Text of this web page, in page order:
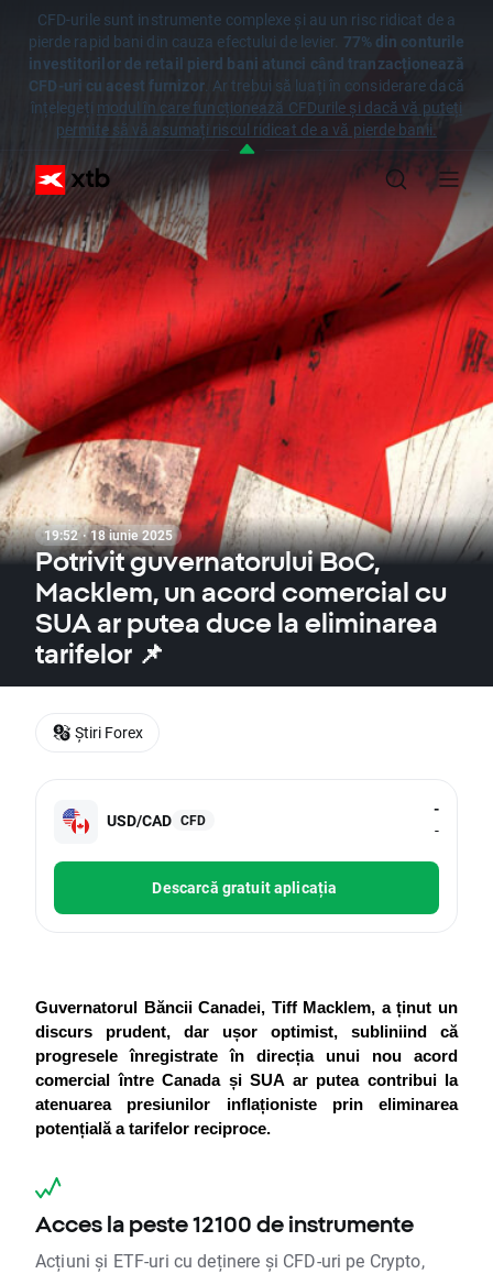
CFD-urile sunt instrumente complexe și au un risc ridicat de a
pierde rapid bani din cauza efectului de levier. 77% din conturile
investitorilor de retail pierd bani atunci când tranzacționează
CFD-uri cu acest furnizor. Ar trebui să luați în considerare dacă
înțelegeți modul în care funcționează CFDurile și dacă vă puteți
permite să vă asumați riscul ridicat de a vă pierde banii.
19:52 · 18 iunie 2025
Potrivit guvernatorului BoC,
Macklem, un acord comercial cu
SUA ar putea duce la eliminarea
tarifelor 📌
USD/CAD CFD
-
-
Descarcă gratuit aplicația
Guvernatorul Băncii Canadei, Tiff Macklem, a ținut un
discurs prudent, dar ușor optimist, subliniind că
progresele înregistrate în direcția unui nou acord
comercial între Canada și SUA ar putea contribui la
atenuarea presiunilor inflaționiste prin eliminarea
potențială a tarifelor reciproce.
Acces la peste 12100 de instrumente
Acțiuni și ETF-uri cu deținere și CFD-uri pe Crypto,
Știri Forex